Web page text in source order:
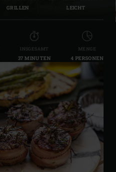
GRILLEN LEICHT
INSGESAMT
37 MINUTEN
MENGE
4 PERSONEN